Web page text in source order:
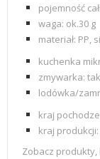
pojemność
waga: ok.30 g
materiał: PP,
kuchenka
zmywarka: tak
lodówka/
kraj
kraj
Zobacz produkty,